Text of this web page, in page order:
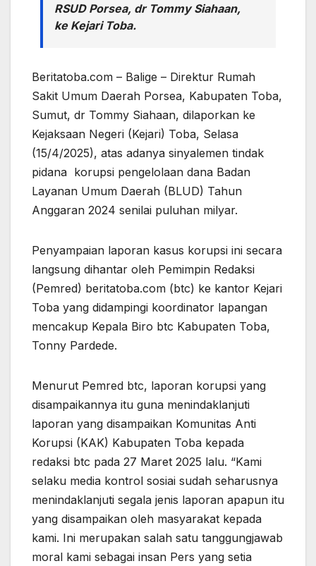
RSUD Porsea, dr Tommy Siahaan,
ke Kejari Toba.
Beritatoba.com – Balige – Direktur Rumah
Sakit Umum Daerah Porsea, Kabupaten Toba,
Sumut, dr Tommy Siahaan, dilaporkan ke
Kejaksaan Negeri (Kejari) Toba, Selasa
(15/4/2025), atas adanya sinyalemen tindak
pidana korupsi pengelolaan dana Badan
Layanan Umum Daerah (BLUD) Tahun
Anggaran 2024 senilai puluhan milyar.
Penyampaian laporan kasus korupsi ini secara
langsung dihantar oleh Pemimpin Redaksi
(Pemred) beritatoba.com (btc) ke kantor Kejari
Toba yang didampingi koordinator lapangan
mencakup Kepala Biro btc Kabupaten Toba,
Tonny Pardede.
Menurut Pemred btc, laporan korupsi yang
disampaikannya itu guna menindaklanjuti
laporan yang disampaikan Komunitas Anti
Korupsi (KAK) Kabupaten Toba kepada
redaksi btc pada 27 Maret 2025 lalu. “Kami
selaku media kontrol sosiai sudah seharusnya
menindaklanjuti segala jenis laporan apapun itu
yang disampaikan oleh masyarakat kepada
kami. Ini merupakan salah satu tanggungjawab
moral kami sebagai insan Pers yang setia